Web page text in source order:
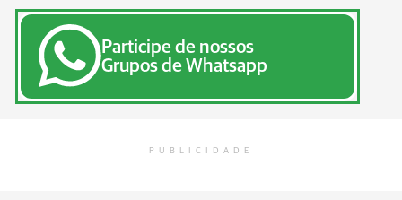
Participe de nossos
Grupos de Whatsapp
PUBLICIDADE